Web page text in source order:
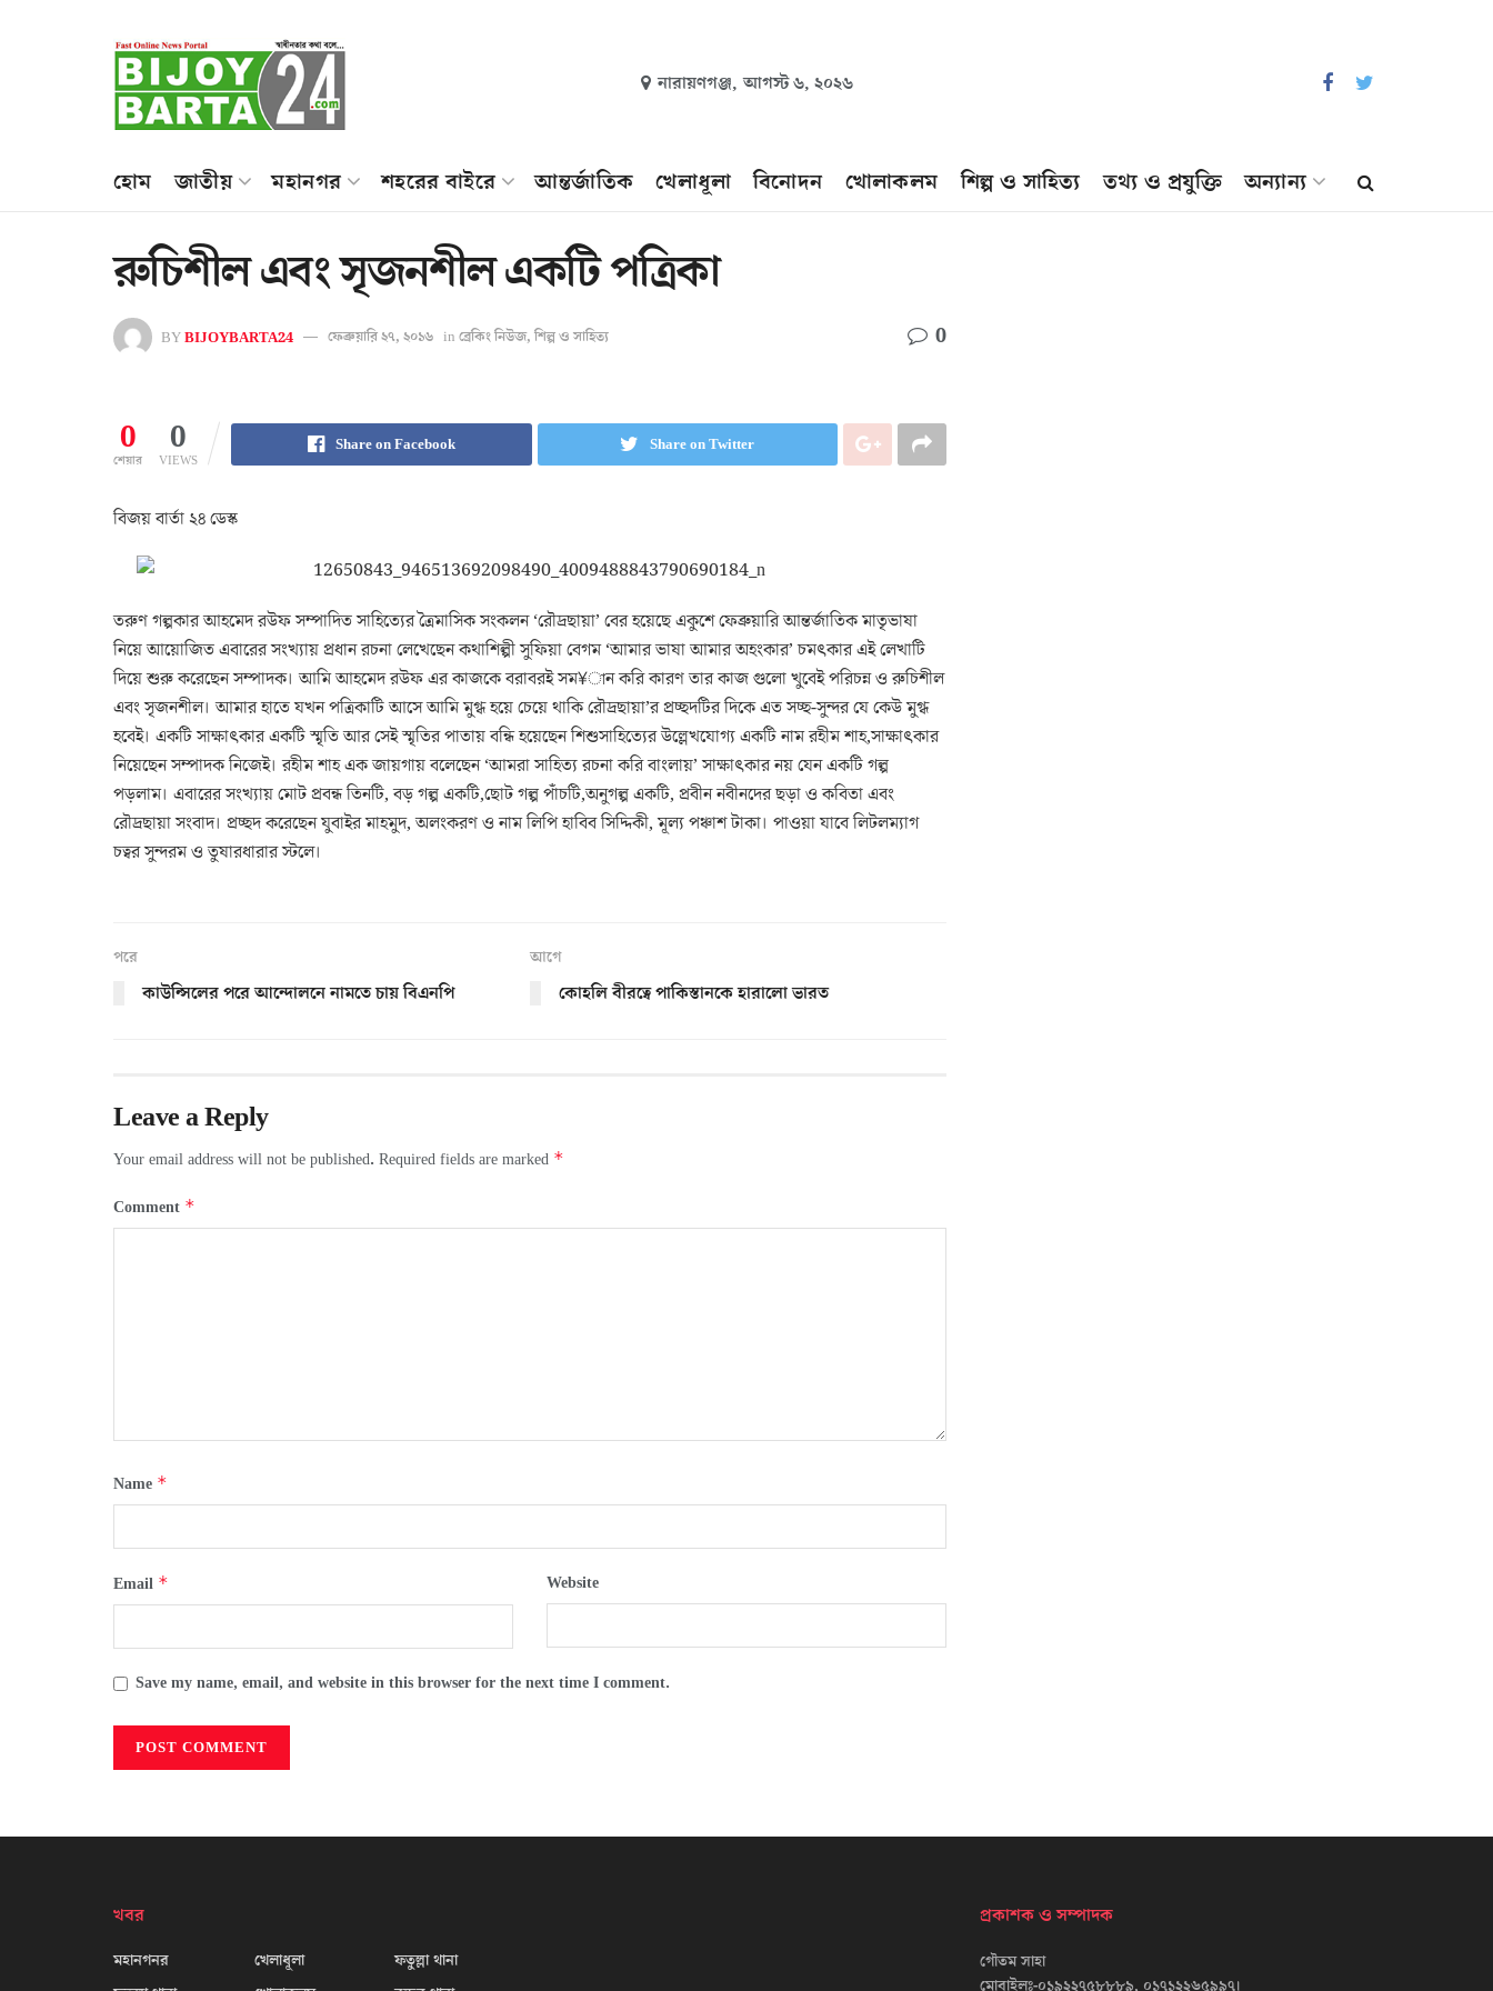
নারায়ণগঞ্জ, আগস্ট ৬, ২০২৬
হোম জাতীয় মহানগর শহরের বাইরে আন্তর্জাতিক খেলাধূলা বিনোদন খোলাকলম শিল্প ও সাহিত্য তথ্য ও প্রযুক্তি অন্যান্য
রুচিশীল এবং সৃজনশীল একটি পত্রিকা
BYBIJOYBARTA24 ফেব্রুয়ারি ২৭, ২০১৬ in ব্রেকিং নিউজ, শিল্প ও সাহিত্য 0
0
শেয়ার
0
VIEWS
Share on Facebook Share on Twitter
বিজয় বার্তা ২৪ ডেস্ক
তরুণ গল্পকার আহমেদ রউফ সম্পাদিত সাহিত্যের ত্রৈমাসিক সংকলন ‘রৌদ্রছায়া’ বের হয়েছে একুশে ফেব্রুয়ারি আন্তর্জাতিক মাতৃভাষা
নিয়ে আয়োজিত এবারের সংখ্যায় প্রধান রচনা লেখেছেন কথাশিল্পী সুফিয়া বেগম ‘আমার ভাষা আমার অহংকার’ চমৎকার এই লেখাটি
দিয়ে শুরু করেছেন সম্পাদক। আমি আহমেদ রউফ এর কাজকে বরাবরই সম¥ান করি কারণ তার কাজ গুলো খুবেই পরিচন্ন ও রুচিশীল
এবং সৃজনশীল। আমার হাতে যখন পত্রিকাটি আসে আমি মুগ্ধ হয়ে চেয়ে থাকি রৌদ্রছায়া’র প্রচ্ছদটির দিকে এত সচ্ছ-সুন্দর যে কেউ মুগ্ধ
হবেই। একটি সাক্ষাৎকার একটি স্মৃতি আর সেই স্মৃতির পাতায় বন্ধি হয়েছেন শিশুসাহিত্যের উল্লেখযোগ্য একটি নাম রহীম শাহ,সাক্ষাৎকার
নিয়েছেন সম্পাদক নিজেই। রহীম শাহ এক জায়গায় বলেছেন ‘আমরা সাহিত্য রচনা করি বাংলায়’ সাক্ষাৎকার নয় যেন একটি গল্প
পড়লাম। এবারের সংখ্যায় মোট প্রবন্ধ তিনটি, বড় গল্প একটি,ছোট গল্প পাঁচটি,অনুগল্প একটি, প্রবীন নবীনদের ছড়া ও কবিতা এবং
রৌদ্রছায়া সংবাদ। প্রচ্ছদ করেছেন যুবাইর মাহমুদ, অলংকরণ ও নাম লিপি হাবিব সিদ্দিকী, মূল্য পঞ্চাশ টাকা। পাওয়া যাবে লিটলম্যাগ
চত্বর সুন্দরম ও তুষারধারার স্টলে।
পরে
কাউন্সিলের পরে আন্দোলনে নামতে চায় বিএনপি
আগে
কোহলি বীরত্বে পাকিস্তানকে হারালো ভারত
Leave a Reply
Your email address will not be published. Required fields are marked *
Comment *
Name *
Email * Website
Save my name, email, and website in this browser for the next time I comment.
খবর
মহানগনর
খেলাধূলা
ফতুল্লা থানা
প্রকাশক ও সম্পাদক
গৌতম সাহা
মোবাইলঃ-০১৯২২৭৫৮৮৮৯, ০১৭১২২৬৫৯৯৭।